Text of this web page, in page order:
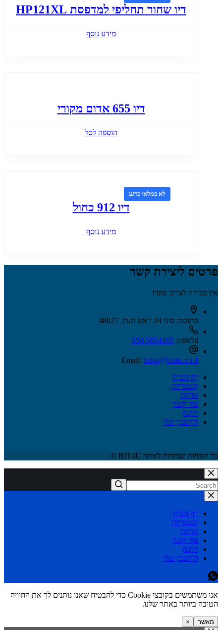
דיו שחור תחליפי למדפסת HP121XL
מידע נוסף
דיו 655 אדום מקורי
הוספה לסל
לא במלאי כרגע
דיו 912 כחול
מידע נוסף
פרטים ליצירת קשר
אין מכירה לצרכן סופי!
כתובת: סיני 24 ראש העין, 48027
פלאפון: 050-5654105
Email: bit4u@bit4u.co.il
דף הבית
קטגוריות
אודות
צור קשר
תקנון
החשבון שלי
כל הזכויות שמורות לאתר BIT4U ©
דף הבית
קטגוריות
אודות
צור קשר
תקנון
החשבון שלי
אנו משתמשים בקובצי Cookie כדי להבטיח שאנו נותנים לך את החוויה
הטובה ביותר באתר שלנו.
מאשר ×